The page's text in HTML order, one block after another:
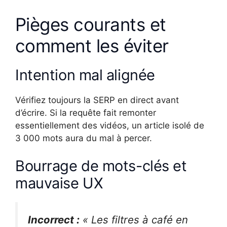
Pièges courants et
comment les éviter
Intention mal alignée
Vérifiez toujours la SERP en direct avant
d’écrire. Si la requête fait remonter
essentiellement des vidéos, un article isolé de
3 000 mots aura du mal à percer.
Bourrage de mots-clés et
mauvaise UX
Incorrect : « Les filtres à café en